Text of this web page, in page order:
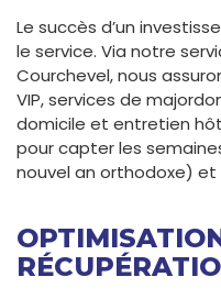
Le succès d’un
le service. Via notre
Courchevel, nous
VIP, services de
domicile et entretien
pour capter les
nouvel an orthodoxe)